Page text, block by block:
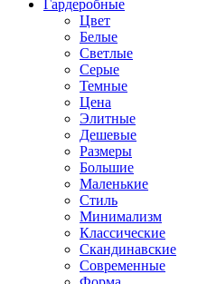
Гардеробные
Цвет
Белые
Светлые
Серые
Темные
Цена
Элитные
Дешевые
Размеры
Большие
Маленькие
Стиль
Минимализм
Классические
Скандинавские
Современные